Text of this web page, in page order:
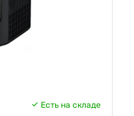
Есть на складе